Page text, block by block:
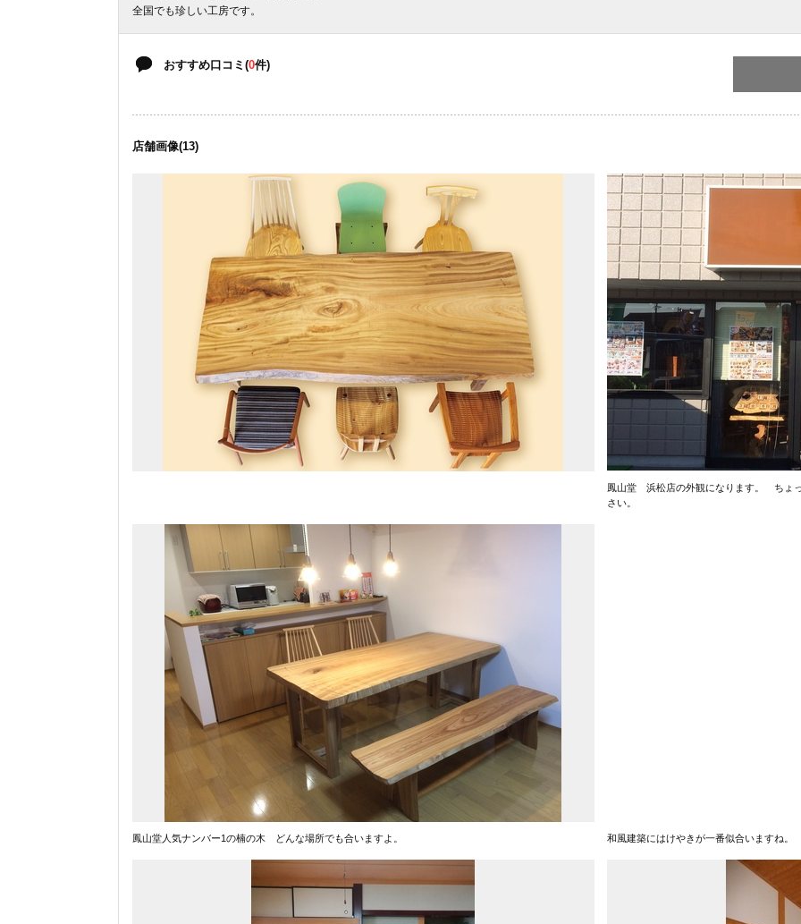
全国でも珍しい工房です。
おすすめ口コミ(0件)
店舗画像(13)
鳳山堂 浜松店の外観になります。 ちょ
さい。
鳳山堂人気ナンバー1の楠の木 どんな場所でも合いますよ。 和風建築にはけやきが一番似合いますね。